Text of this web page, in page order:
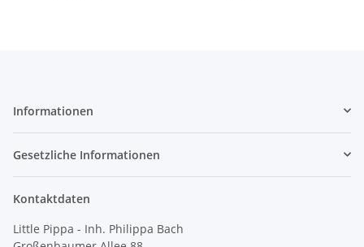
Informationen
Gesetzliche Informationen
Kontaktdaten
Little Pippa - Inh. Philippa Bach